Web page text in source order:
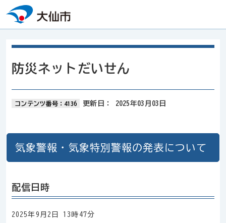
本文へスキップ
防災ネットだいせん
コンテンツ番号：4136 更新日： 2025年03月03日
気象警報・気象特別警報の発表について
配信日時
2025年9月2日 13時47分